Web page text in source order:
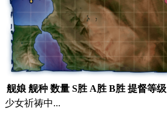
舰娘 舰种 数量 S胜 A胜 B胜 提督等级
少女祈祷中...